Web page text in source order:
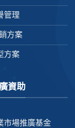
管理
方案
方案
資助
市場推廣基金